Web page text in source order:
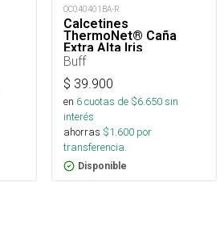
OC040401BA-R
Calcetines
ThermoNet® Caña
Extra Alta Iris
Buff
$ 39.900
en 6cuotas de $6.650sin
interés
ahorras $1.600 por
transferencia.
Disponible